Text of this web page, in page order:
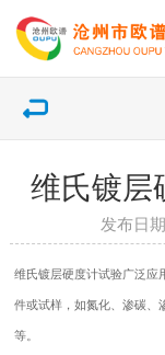
维氏镀层
发布日
维氏镀层硬度计试验广泛应
件或试样，如氮化、渗碳、
等。